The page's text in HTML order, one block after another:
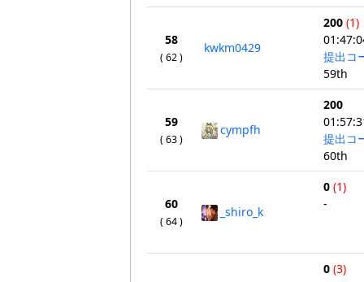
58
( 62 )
kwkm0429
200 (1)
提出コ
59th
59
( 63 )
cympfh
200
提出コ
60th
60
( 64 )
_shiro_k
0 (1)
-
0 (3)